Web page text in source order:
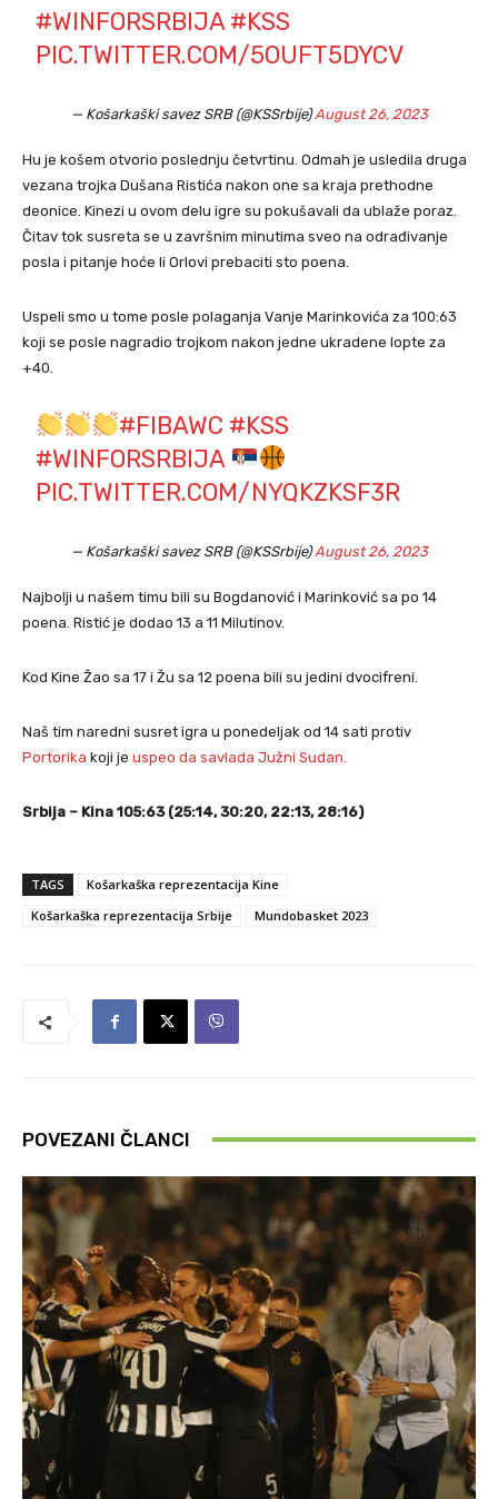
#WINFORSRBIJA #KSS
PIC.TWITTER.COM/5OUFT5DYCV
— Košarkaški savez SRB (@KSSrbije)August 26, 2023
Hu je košem otvorio poslednju četvrtinu. Odmah je usledila druga
vezana trojka Dušana Ristića nakon one sa kraja prethodne
deonice. Kinezi u ovom delu igre su pokušavali da ublaže poraz.
Čitav tok susreta se u završnim minutima sveo na odrađivanje
posla i pitanje hoće li Orlovi prebaciti sto poena.
Uspeli smo u tome posle polaganja Vanje Marinkovića za 100:63
koji se posle nagradio trojkom nakon jedne ukradene lopte za
+40.
#FIBAWC #KSS
#WINFORSRBIJA
PIC.TWITTER.COM/NYQKZKSF3R
— Košarkaški savez SRB (@KSSrbije)August 26, 2023
Najbolji u našem timu bili su Bogdanović i Marinković sa po 14
poena. Ristić je dodao 13 a 11 Milutinov.
Kod Kine Žao sa 17 i Žu sa 12 poena bili su jedini dvocifreni.
Naš tim naredni susret igra u ponedeljak od 14 sati protiv
Portorika koji je uspeo da savlada Južni Sudan.
Srbija – Kina 105:63 (25:14, 30:20, 22:13, 28:16)
TAGS
Košarkaška reprezentacija Kine
Košarkaška reprezentacija Srbije
Mundobasket 2023
POVEZANI ČLANCI